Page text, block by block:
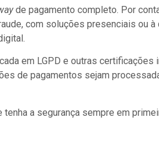
de pagamento completo. Por
com soluções presenciais ou à
em LGPD e outras certificações
de pagamentos sejam
a segurança sempre em